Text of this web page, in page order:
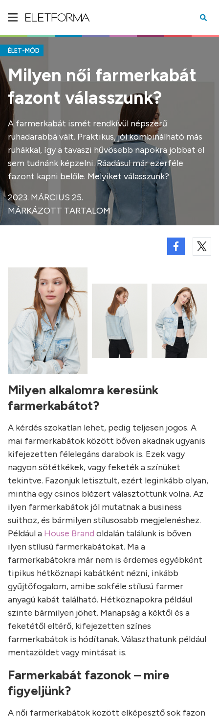
ÉLET-MÓD
Milyen női farmerkabát
fazont válasszunk?
A farmerkabát ismét rendkívül népszerű
ruhadarabbá vált. Praktikus, jól kombinálható más
ruhákkal, így a tavaszi hűvösebb napokra jobbat el
sem tudnánk képzelni. Ráadásul már ezerféle
fazont kapni belőle. Melyiket válasszunk?
2023. MÁRCIUS 25.
MÁRKÁZOTT TARTALOM
Milyen alkalomra keresünk
farmerkabátot?
A kérdés szokatlan lehet, pedig teljesen jogos. A
mai farmerkabátok között bőven akadnak ugyanis
kifejezetten félelegáns darabok is. Ezek vagy
nagyon sötétkékek, vagy feketék a színüket
tekintve. Fazonjuk letisztult, ezért leginkább olyan,
mintha egy csinos blézert választottunk volna. Az
ilyen farmerkabátok jól mutatnak a business
suithoz, és bármilyen stílusosabb megjelenéshez.
Például a House Brand oldalán találunk is bőven
ilyen stílusú farmerkabátokat. Ma a
farmerkabátokra már nem is érdemes egyébként
tipikus hétköznapi kabátként nézni, inkább
gyűjtőfogalom, amibe sokféle stílusú farmer
anyagú kabát található. Hétköznapokra például
szinte bármilyen jöhet. Manapság a kéktől és a
feketétől eltérő, kifejezetten színes
farmerkabátok is hódítanak. Választhatunk például
mentazöldet vagy mintásat is.
Farmerkabát fazonok – mire
figyeljünk?
A női farmerkabátok között elképesztő sok fazon